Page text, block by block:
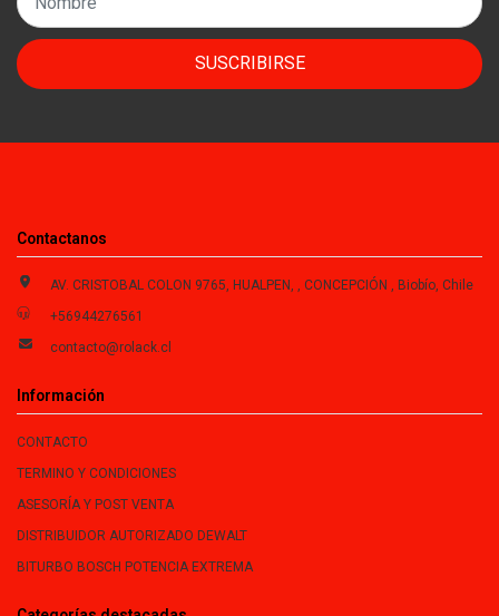
SUSCRIBIRSE
Contactanos
AV. CRISTOBAL COLON 9765, HUALPEN, , CONCEPCIÓN , Biobío, Chile
+56944276561
contacto@rolack.cl
Información
CONTACTO
TERMINO Y CONDICIONES
ASESORÍA Y POST VENTA
DISTRIBUIDOR AUTORIZADO DEWALT
BITURBO BOSCH POTENCIA EXTREMA